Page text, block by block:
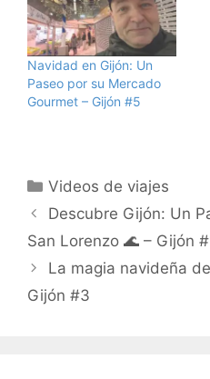
Navidad en Gijón: Un
Paseo por su Mercado
Gourmet – Gijón #5
Categorías
Videos de viajes
Descubre Gijón: Un
San Lorenzo 🌊 – Gijón
La magia navideña
Gijón #3